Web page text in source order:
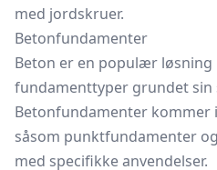
med jordskruer.
Betonfundamenter
Beton er en populær
fundamenttyper grundet sin
Betonfundamenter
såsom punktfundamenter
med specifikke anvendelser.